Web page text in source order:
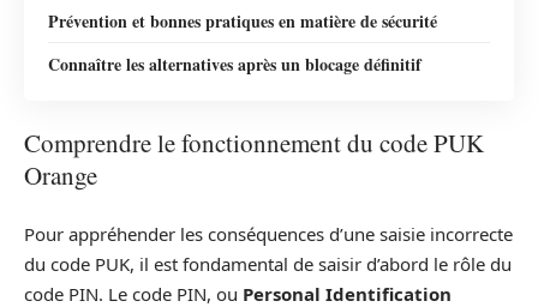
Prévention et bonnes pratiques en matière de sécurité
Connaître les alternatives après un blocage définitif
Comprendre le fonctionnement du code PUK
Orange
Pour appréhender les conséquences d’une saisie incorrecte
du code PUK, il est fondamental de saisir d’abord le rôle du
code PIN. Le code PIN, ou Personal Identification